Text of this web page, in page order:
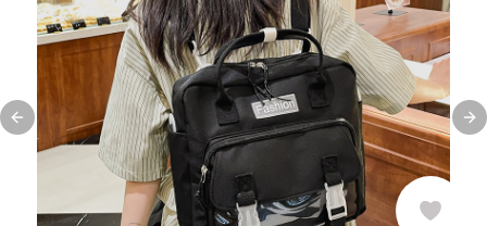
Previous slide